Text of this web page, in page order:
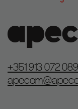
+351 913 072 089